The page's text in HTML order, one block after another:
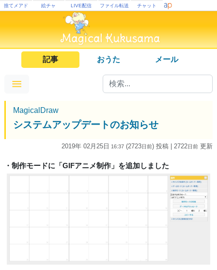
捨てメアド 絵チャ LIVE配信 ファイル転送 チャット
記事 おうた メール
MagicalDraw
システムアップデートのお知らせ
2019年 02月25日 16:37 (2723日前) 投稿 | 2722日前 更新
・制作モードに「GIFアニメ制作」を追加しました